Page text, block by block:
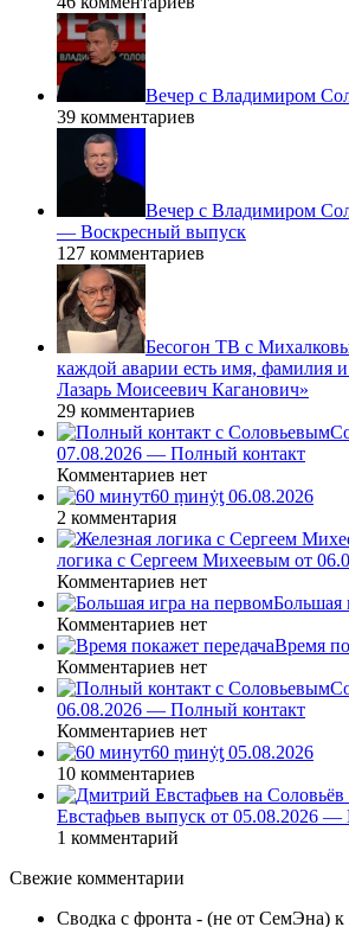
Вечер с Владимиром
39 комментариев
Вечер с Владимиром
— Воскресный выпуск
127 комментариев
Бесогон ТВ с
каждой аварии есть имя, фамилия
Лазарь Моисеевич Каганович»
29 комментариев
07.08.2026 — Полный контакт
Комментариев нет
60 ṃинẏƫ 06.08.2026
2 комментария
логика с Сергеем Михеевым от
Комментариев нет
Большая
Комментариев нет
Время
Комментариев нет
06.08.2026 — Полный контакт
Комментариев нет
60 ṃинẏƫ 05.08.2026
10 комментариев
Евстафьев выпуск от 05.08.2026 —
1 комментарий
Свежие комментарии
Сводка с фронта - (не от СемЭна) к